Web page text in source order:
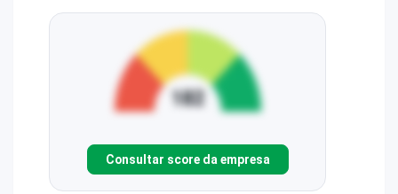
Consultar score da empresa